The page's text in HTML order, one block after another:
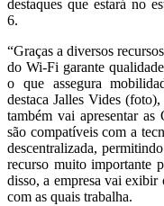
destaques que estará no
6.
“Graças a diversos
do Wi-Fi garante
o que assegura
destaca Jalles Vides
também vai apresentar
são compatíveis com a
descentralizada,
recurso muito importante
disso, a empresa vai exibir
com as quais trabalha.